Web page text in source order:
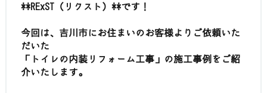
**RExST（リクスト）**です！
今回は、吉川市にお住まいのお客様よりご依頼いた
だいた
「トイレの内装リフォーム工事」の施工事例をご紹
介いたします。